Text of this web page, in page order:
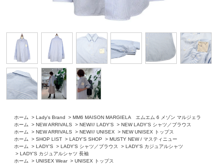
ホーム > Lady's Brand > MM6 MAISON MARGIELA エムエム 6 メゾン マルジェラ
ホーム
> NEW ARRIVALS > NEW/// LADY'S > NEW LADY'S シャツ／ブラウス
ホーム
> NEW ARRIVALS > NEW/// UNISEX > NEW UNISEX トップス
ホーム
> SHOP LIST > LADY'S SHOP > MUSTY NEW / マスティニュー
ホーム
> LADY'S > LADY'S シャツ／ブラウス > LADY'S カジュアルシャツ
> LADY'S カジュアルシャツ 長袖
ホーム
> UNISEX Wear > UNISEX トップス